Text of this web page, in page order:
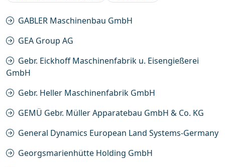
GABLER Maschinenbau GmbH
GEA Group AG
Gebr. Eickhoff Maschinenfabrik u. Eisengießerei
GmbH
Gebr. Heller Maschinenfabrik GmbH
GEMÜ Gebr. Müller Apparatebau GmbH & Co. KG
General Dynamics European Land Systems-Germany
Georgsmarienhütte Holding GmbH